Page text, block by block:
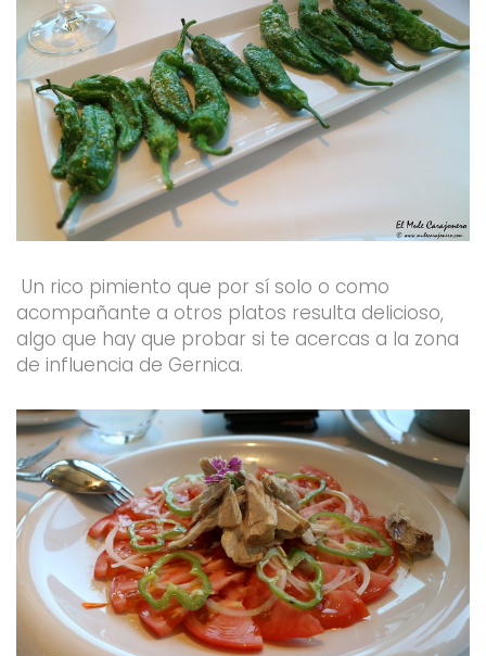
Un rico pimiento que por sí solo o como
acompañante a otros platos resulta delicioso,
algo que hay que probar si te acercas a la zona
de influencia de Gernica.